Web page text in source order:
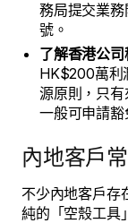
務局提交業
號。
了解香港公司
HK$200萬利
源原則，只
一般可申請豁
內地客戶
不少內地客戶存
純的「空殼工具